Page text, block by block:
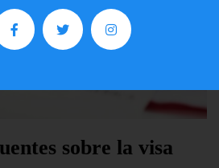
sobre la visa